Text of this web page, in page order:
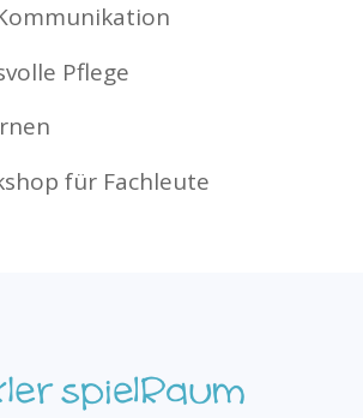
Pflege
für Fachleute